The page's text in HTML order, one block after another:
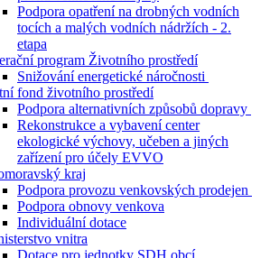
Podpora opatření na drobných vodních
tocích a malých vodních nádržích - 2.
etapa
program Životního prostředí
Snižování energetické náročnosti
fond životního prostředí
Podpora alternativních způsobů dopravy
Rekonstrukce a vybavení center
ekologické výchovy, učeben a jiných
zařízení pro účely EVVO
kraj
Podpora provozu venkovských prodejen
Podpora obnovy venkova
Individuální dotace
vnitra
Dotace pro jednotky SDH obcí